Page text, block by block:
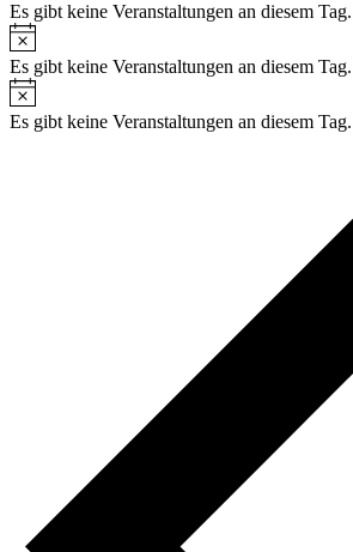
Es gibt keine Veranstaltungen an diesem Tag.
Es gibt keine Veranstaltungen an diesem Tag.
Es gibt keine Veranstaltungen an diesem Tag.